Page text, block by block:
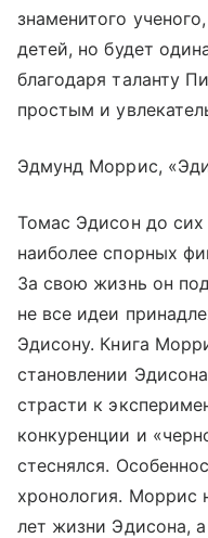
знаменитого
детей, но будет
благодаря таланту
простым и
Эдмунд Моррис,
Томас Эдисон до
наиболее спорных
За свою жизнь он
не все идеи
Эдисону. Книга
становлении
страсти к
конкуренции и
стеснялся.
хронология. Моррис
лет жизни Эдисона,